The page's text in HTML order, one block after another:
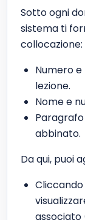
Sotto ogni
sistema ti
collocazione:
Numero
lezione.
Nome e
abbinato.
Da qui, puoi
Cliccando
associato